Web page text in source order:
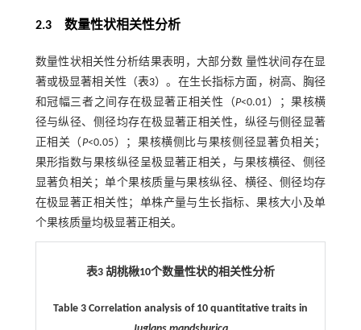
2.3 数量性状相关性分析
数量性状相关性分析结果表明，大部分数 量性状间存在显
著或极显著相关性（表3）。在生长指标方面，树高、胸径
和冠幅三者之间存在极显著正相关性（P<0.01）；果核横
径与纵径、侧径均存在极显著正相关性，纵径与侧径显著
正相关（P<0.05）；果核横侧比与果核侧径显著负相关；
果形指数与果核纵径呈极显著正相关，与果核横径、侧径
显著负相关；单个果核质量与果核纵径、横径、侧径均存
在极显著正相关性；单株产量与生长指标、果核大小及单
个果核质量均极显著正相关。
表3 胡桃楸10个数量性状的相关性分析
Table 3 Correlation analysis of 10 quantitative traits in